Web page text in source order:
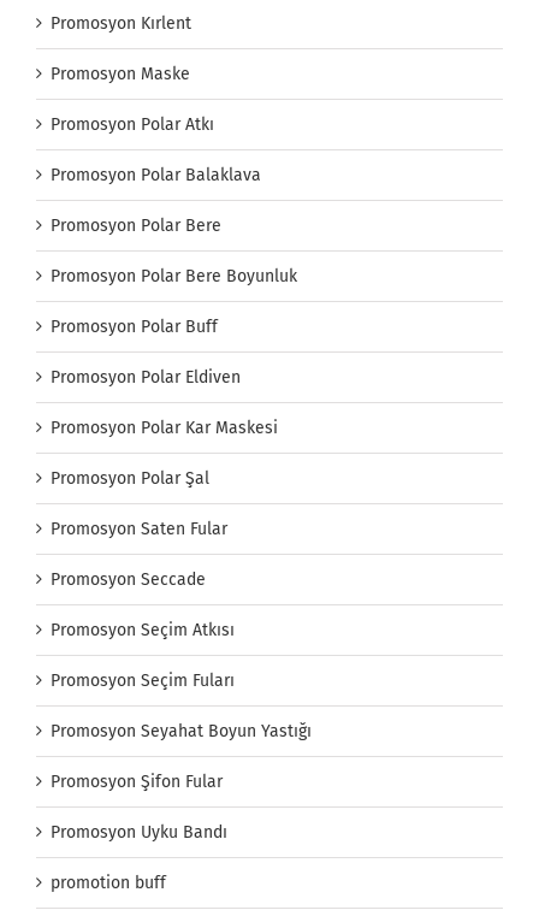
Promosyon Kırlent
Promosyon Maske
Promosyon Polar Atkı
Promosyon Polar Balaklava
Promosyon Polar Bere
Promosyon Polar Bere Boyunluk
Promosyon Polar Buff
Promosyon Polar Eldiven
Promosyon Polar Kar Maskesi
Promosyon Polar Şal
Promosyon Saten Fular
Promosyon Seccade
Promosyon Seçim Atkısı
Promosyon Seçim Fuları
Promosyon Seyahat Boyun Yastığı
Promosyon Şifon Fular
Promosyon Uyku Bandı
promotion buff